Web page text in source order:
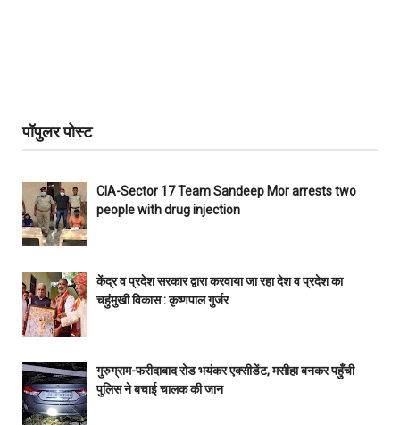
पॉपुलर पोस्ट
CIA-Sector 17 Team Sandeep Mor arrests two
people with drug injection
केंद्र व प्रदेश सरकार द्वारा करवाया जा रहा देश व प्रदेश का
चहुंमुखी विकास : कृष्णपाल गुर्जर
गुरुग्राम-फरीदाबाद रोड भयंकर एक्सीडेंट, मसीहा बनकर पहुँची
पुलिस ने बचाई चालक की जान